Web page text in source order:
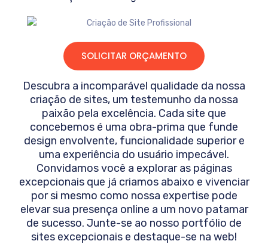
SOLICITAR ORÇAMENTO
Descubra a incomparável qualidade da nossa
criação de sites, um testemunho da nossa
paixão pela excelência. Cada site que
concebemos é uma obra-prima que funde
design envolvente, funcionalidade superior e
uma experiência do usuário impecável.
Convidamos você a explorar as páginas
excepcionais que já criamos abaixo e vivenciar
por si mesmo como nossa expertise pode
elevar sua presença online a um novo patamar
de sucesso. Junte-se ao nosso portfólio de
sites excepcionais e destaque-se na web!